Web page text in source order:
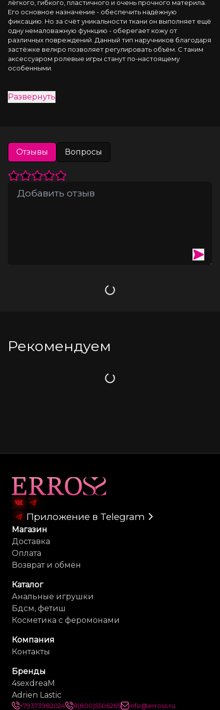
лёгкого, гибкого, пластичного и очень прочного материла.
Его основное назначение - обеспечить надёжную
фиксацию. Но за счёт уникальности ткани он выполняет ещё
одну немаловажную функцию - оберегает кожу от
различных повреждений. Данный тип наручников благодаря
застёжке велкро позволяет регулировать объём. С таким
аксессуаром ролевые игры станут по-настоящему
особенными.
Развернуть
Отзывы Вопросы
Загрузка
Рекомендуем
Загрузка
Приложение в Telegram
Магазин
Доставка
Оплата
Возврат и обмен
Каталог
Анальные игрушки
Бдсм, фетиш
Косметика с феромонами
Компания
Контакты
Бренды
4sexdreaM
Adrien Lastic
+79373982024 8(800)5506265 info@erross.ru
Карта сайта